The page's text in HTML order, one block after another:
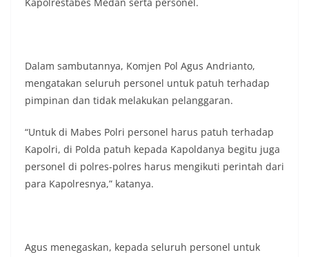
Kapolrestabes Medan serta personel.
Dalam sambutannya, Komjen Pol Agus Andrianto,
mengatakan seluruh personel untuk patuh terhadap
pimpinan dan tidak melakukan pelanggaran.
“Untuk di Mabes Polri personel harus patuh terhadap
Kapolri, di Polda patuh kepada Kapoldanya begitu juga
personel di polres-polres harus mengikuti perintah dari
para Kapolresnya,” katanya.
Agus menegaskan, kepada seluruh personel untuk